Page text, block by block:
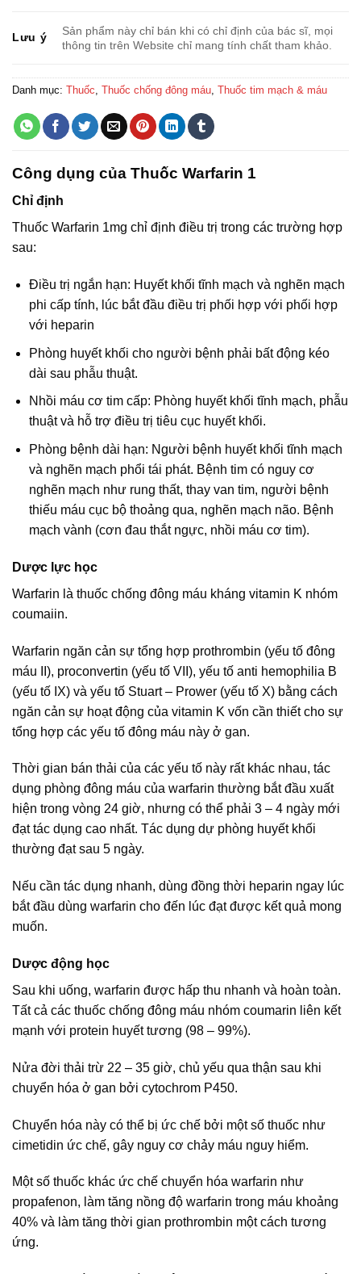
Lưu ý
Sản phẩm này chỉ bán khi có chỉ định của bác sĩ, mọi
thông tin trên Website chỉ mang tính chất tham khảo.
Danh mục: Thuốc Thuốc chống đông máu Thuốc tim mạch & máu
Công dụng của Thuốc Warfarin 1
Chỉ định
Thuốc Warfarin 1mg chỉ định điều trị trong các trường hợp
sau:
Điều trị ngắn hạn: Huyết khối tĩnh mạch và nghẽn mạch
phi cấp tính, lúc bắt đầu điều trị phối hợp với phối hợp
với heparin
Phòng huyết khối cho người bệnh phải bất động kéo
dài sau phẫu thuật.
Nhồi máu cơ tim cấp: Phòng huyết khối tĩnh mạch, phẫu
thuật và hỗ trợ điều trị tiêu cục huyết khối.
Phòng bệnh dài hạn: Người bệnh huyết khối tĩnh mạch
và nghẽn mạch phổi tái phát. Bệnh tim có nguy cơ
nghẽn mạch như rung thất, thay van tim, người bệnh
thiếu máu cục bộ thoảng qua, nghẽn mạch não. Bệnh
mạch vành (cơn đau thắt ngực, nhồi máu cơ tim).
Dược lực học
Warfarin là thuốc chống đông máu kháng vitamin K nhóm
coumaiin.
Warfarin ngăn cản sự tổng hợp prothrombin (yếu tố đông
máu II), proconvertin (yếu tố VII), yếu tố anti hemophilia B
(yếu tố IX) và yếu tố Stuart – Prower (yếu tố X) bằng cách
ngăn cản sự hoạt động của vitamin K vốn cần thiết cho sự
tổng hợp các yếu tố đông máu này ở gan.
Thời gian bán thải của các yếu tố này rất khác nhau, tác
dụng phòng đông máu của warfarin thường bắt đầu xuất
hiện trong vòng 24 giờ, nhưng có thể phải 3 – 4 ngày mới
đạt tác dụng cao nhất. Tác dụng dự phòng huyết khối
thường đạt sau 5 ngày.
Nếu cần tác dụng nhanh, dùng đồng thời heparin ngay lúc
bắt đầu dùng warfarin cho đến lúc đạt được kết quả mong
muốn.
Dược động học
Sau khi uống, warfarin được hấp thu nhanh và hoàn toàn.
Tất cả các thuốc chống đông máu nhóm coumarin liên kết
mạnh với protein huyết tương (98 – 99%).
Nửa đời thải trừ 22 – 35 giờ, chủ yếu qua thận sau khi
chuyển hóa ở gan bởi cytochrom P450.
Chuyển hóa này có thể bị ức chế bởi một số thuốc như
cimetidin ức chế, gây nguy cơ chảy máu nguy hiểm.
Một số thuốc khác ức chế chuyển hóa warfarin như
propafenon, làm tăng nồng độ warfarin trong máu khoảng
40% và làm tăng thời gian prothrombin một cách tương
ứng.